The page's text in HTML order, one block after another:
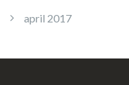
april 2017